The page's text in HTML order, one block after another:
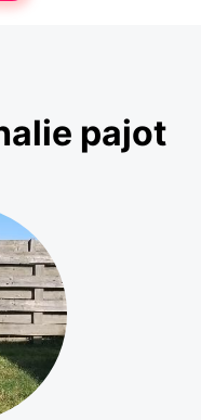
pajot